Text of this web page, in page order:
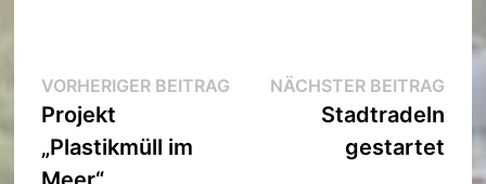
Beitragsnavigation
VORHERIGER BEITRAG Vorheriger
Projekt
„Plastikmüll im
NÄCHSTER BEITRAG
Stadtradeln
gestartet